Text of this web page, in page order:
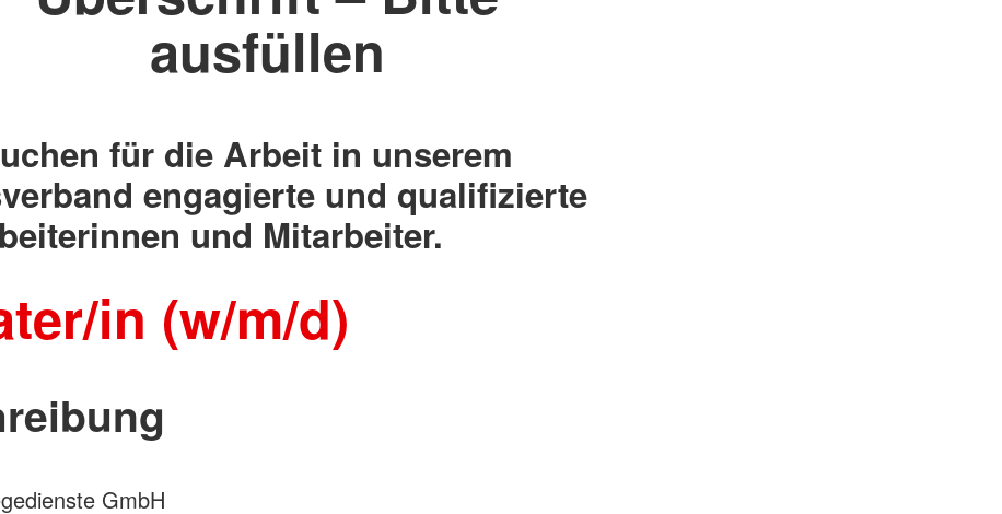
ausfüllen
für die Arbeit in unserem
engagierte und qualifizierte
und Mitarbeiter.
in (w/m/d)
GmbH